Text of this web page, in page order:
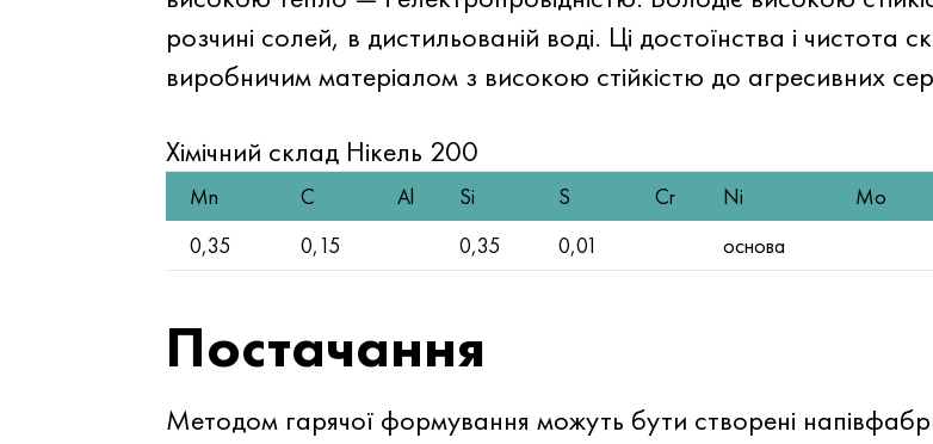
розчині солей, в дистильованій воді. Ці достоїнства і чистота
виробничим матеріалом з високою стійкістю до агресивних
Хімічний склад Нікель 200
Mn C Al Si S Cr Ni Mo
0,35
0,15 0,35 0,01 основа
Постачання
Методом гарячої формування можуть бути створені